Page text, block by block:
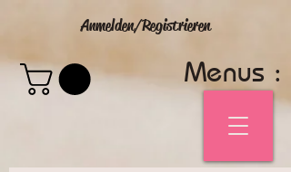
Anmelden/Registrieren
Menus :